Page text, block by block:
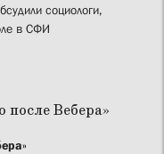
социологи,
в СФИ